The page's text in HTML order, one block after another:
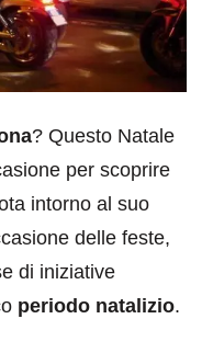
? Questo Natale
per scoprire
intorno al suo
delle feste,
di iniziative
periodo natalizio.